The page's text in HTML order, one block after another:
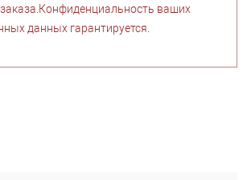
ваших
данных гарантируется.